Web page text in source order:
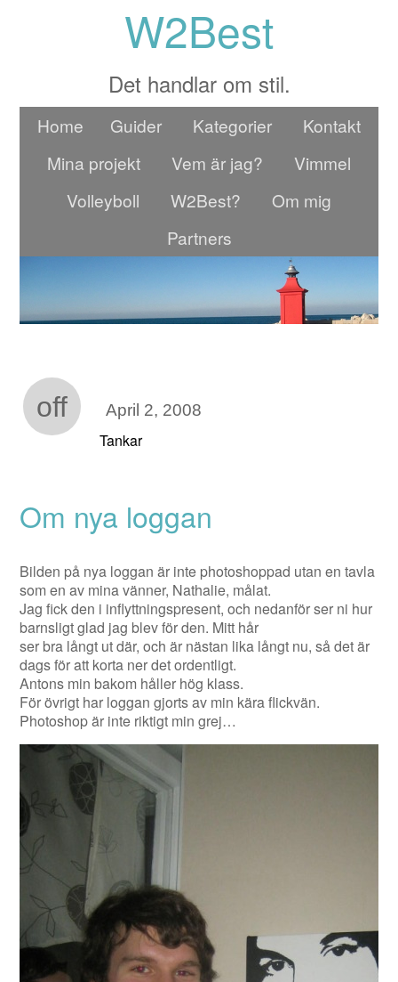
W2Best
Det handlar om stil.
Home Guider Kategorier
Kontakt
Mina projekt
Vem är jag?
Vimmel
Volleyboll
W2Best?
Om mig
Partners
off April 2, 2008
Tankar
Om nya loggan
Bilden på nya loggan är inte photoshoppad utan en tavla
som en av mina vänner, Nathalie, målat.
Jag fick den i inflyttningspresent, och nedanför ser ni hur
barnsligt glad jag blev för den. Mitt hår
ser bra långt ut där, och är nästan lika långt nu, så det är
dags för att korta ner det ordentligt.
Antons min bakom håller hög klass.
För övrigt har loggan gjorts av min kära flickvän.
Photoshop är inte riktigt min grej…